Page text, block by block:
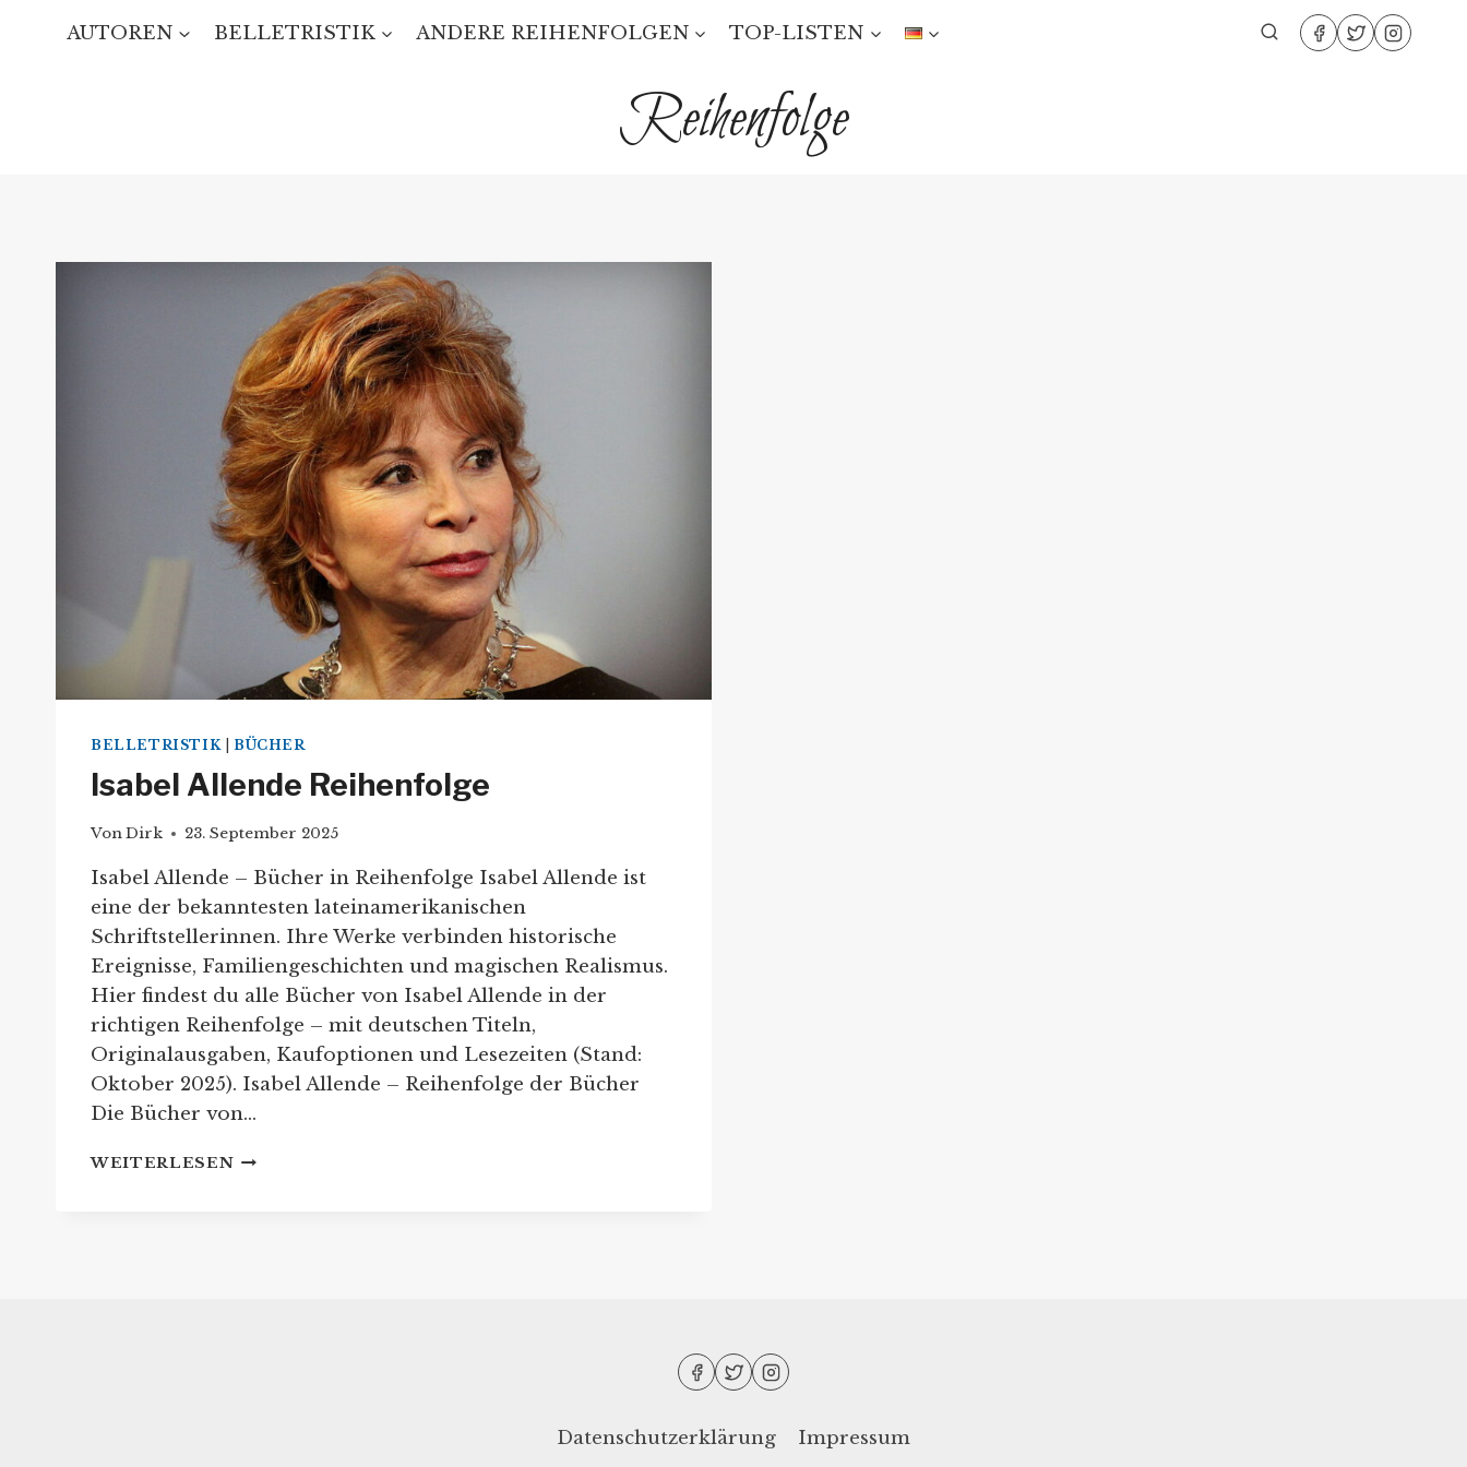
AUTOREN BELLETRISTIK ANDERE REIHENFOLGEN TOP-LISTEN
Reihenfolge
BELLETRISTIK BÜCHER
Isabel Allende Reihenfolge
VonDirk 23. September 2025
Isabel Allende – Bücher in Reihenfolge Isabel Allende ist
eine der bekanntesten lateinamerikanischen
Schriftstellerinnen. Ihre Werke verbinden historische
Ereignisse, Familiengeschichten und magischen Realismus.
Hier findest du alle Bücher von Isabel Allende in der
richtigen Reihenfolge – mit deutschen Titeln,
Originalausgaben, Kaufoptionen und Lesezeiten (Stand:
Oktober 2025). Isabel Allende – Reihenfolge der Bücher
Die Bücher von…
WEITERLESENISABEL
Datenschutzerklärung Impressum